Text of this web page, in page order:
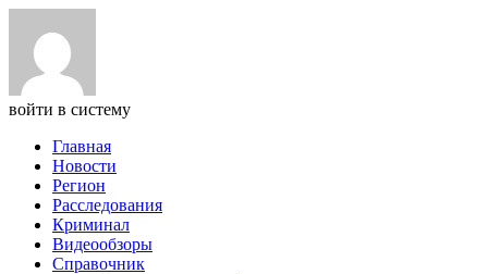
войти в систему
Главная
Новости
Регион
Расследования
Криминал
Видеообзоры
Справочник